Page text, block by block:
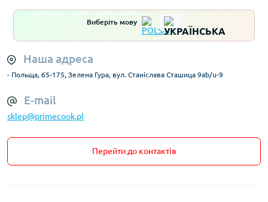
Виберіть мову
Наша адреса
- Польща, 65-175, Зелена Гура, вул. Станіслава Сташица 9ab/u-9
E-mail
sklep@primecook.pl
Перейти до контактів